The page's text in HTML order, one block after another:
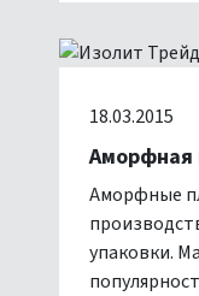
18.03.2015
Аморфная
Аморфные
упаковки.